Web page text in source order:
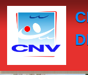
Panneau de gestion